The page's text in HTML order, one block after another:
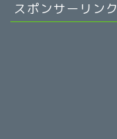
スポンサーリンク